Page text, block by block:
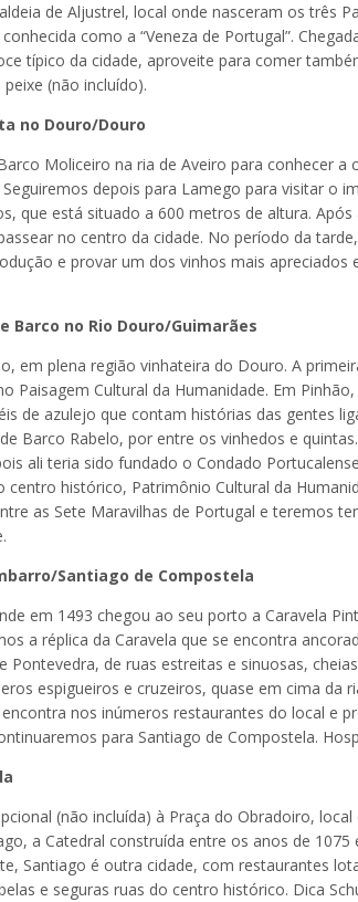
de Aljustrel, local onde nasceram os três
como a “Veneza de Portugal”.
típico da cidade, aproveite para comer
(não incluído).
no Douro/Douro
Moliceiro na ria de Aveiro para conhecer a
depois para Lamego para visitar o
que está situado a 600 metros de altura.
no centro da cidade. No período da
e provar um dos vinhos mais apreciados
Barco no Rio Douro/Guimarães
em plena região vinhateira do Douro. A
Paisagem Cultural da Humanidade. Em
de azulejo que contam histórias das gentes
Barco Rabelo, por entre os vinhedos e
ali teria sido fundado o Condado
histórico, Patrimônio Cultural da
as Sete Maravilhas de Portugal e teremos
Santiago de Compostela
em 1493 chegou ao seu porto a Caravela
a réplica da Caravela que se encontra
de ruas estreitas e sinuosas,
espigueiros e cruzeiros, quase em cima da
nos inúmeros restaurantes do local e
para Santiago de Compostela.
(não incluída) à Praça do Obradoiro,
a Catedral construída entre os anos de 1075
Santiago é outra cidade, com restaurantes
e seguras ruas do centro histórico. Dica